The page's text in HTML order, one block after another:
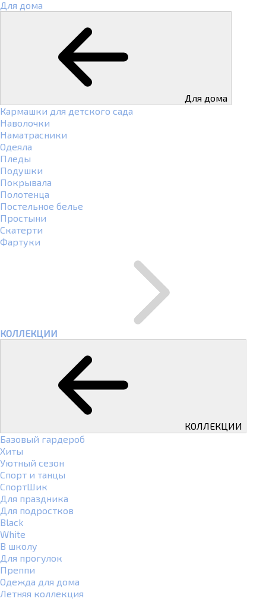
Для дома
Для дома
Кармашки для детского сада
Наволочки
Наматрасники
Одеяла
Пледы
Подушки
Покрывала
Полотенца
Постельное белье
Простыни
Скатерти
Фартуки
КОЛЛЕКЦИИ
КОЛЛЕКЦИИ
Базовый гардероб
Хиты
Уютный сезон
Спорт и танцы
СпортШик
Для праздника
Для подростков
Black
White
В школу
Для прогулок
Преппи
Одежда для дома
Летняя коллекция